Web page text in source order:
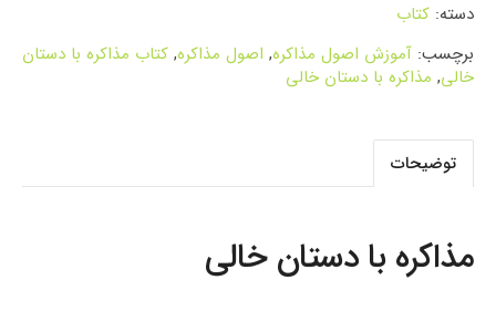
دسته: کتاب
برچسب: آموزش اصول مذاکره, اصول مذاکره, کتاب مذاکره با دستان
خالی, مذاکره با دستان خالی
توضیحات
مذاکره با دستان خالی